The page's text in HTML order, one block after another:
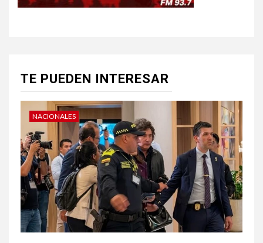
TE PUEDEN INTERESAR
NACIONALES